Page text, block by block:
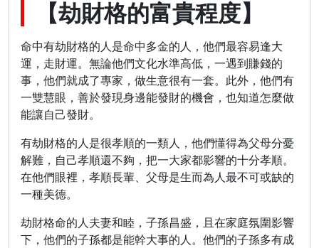
【劫財格的富貴程度】
命中有劫財格的人是命中多金的人，他們最容易逢大
運，走財運。無論他們文化水準高低，一遇到賺錢的
事，他們就成了專家，做生意很有一套。此外，他們有
一雙慧眼，善於發現身邊能發財的機會，也知道怎麼做
能讓自己發財。
有劫財格的人是很孝順的一類人，他們懂得為父母分憂
解難，自己孝順還不夠，把一大家都影響的十分孝順。
在他們眼裡，孝順長輩、父母是生而為人最不可或缺的
一種美德。
劫財格命的人夫妻和睦，子孫昌盛，且在家庭氛圍影響
下，他們的子孫都是能幹大事的人。他們的子孫多有成